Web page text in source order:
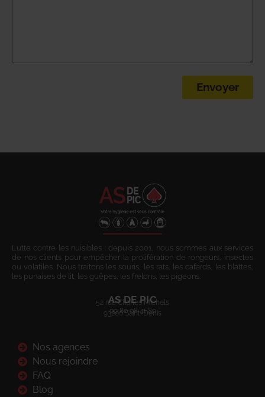
Envoyer
Lutte contre les nuisibles : depuis 2001, nous sommes aux services
de nos clients pour empêcher la prolifération de rongeurs, insectes
ou volatiles. Nous traitons les souris, les rats, les cafards, les blattes,
les punaises de lit, les guêpes, les frelons, les pigeons.
AS DE PIC
52 rue Charles Michels
93200 Saint-Denis
09 80 08 41 80
Nos agences
Nous rejoindre
FAQ
Blog